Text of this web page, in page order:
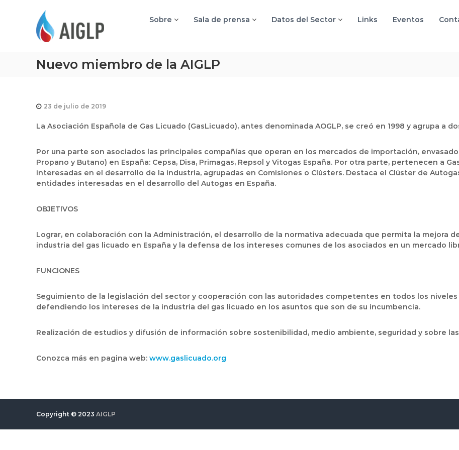
Sobre Sala de prensa Datos del Sector Links Eventos
Nuevo miembro de la AIGLP
23 de julio de 2019
La Asociación Española de Gas Licuado (GasLicuado), antes denominada AOGLP, se creó en 1998 y agrupa a
Por una parte son asociados las principales compañías que operan en los mercados de importación,
Propano y Butano) en España: Cepsa, Disa, Primagas, Repsol y Vitogas España. Por otra parte, pertenecen a
interesadas en el desarrollo de la industria, agrupadas en Comisiones o Clústers. Destaca el Clúster de
entidades interesadas en el desarrollo del Autogas en España.
OBJETIVOS
Lograr, en colaboración con la Administración, el desarrollo de la normativa adecuada que permita la mejora
industria del gas licuado en España y la defensa de los intereses comunes de los asociados en un mercado
FUNCIONES
Seguimiento de la legislación del sector y cooperación con las autoridades competentes en todos los
defendiendo los intereses de la industria del gas licuado en los asuntos que son de su incumbencia.
Realización de estudios y difusión de información sobre sostenibilidad, medio ambiente, seguridad y sobre
Conozca más en pagina web: www.gaslicuado.org
Copyright © 2023 AIGLP